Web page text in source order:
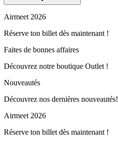
Airmeet 2026
Réserve ton billet dès maintenant !
Faites de bonnes affaires
Découvrez notre boutique Outlet !
Nouveautés
Découvrez nos dernières nouveautés!
Airmeet 2026
Réserve ton billet dès maintenant !